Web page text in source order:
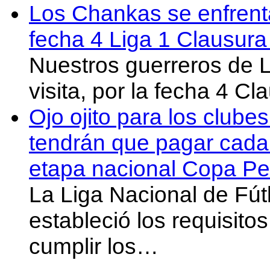
Los Chankas se
fecha 4 Liga 1
Nuestros guerreros de
visita, por la fecha 4
Ojo ojito para los
tendrán que pagar
etapa nacional Copa
La Liga Nacional de
estableció los
cumplir los…